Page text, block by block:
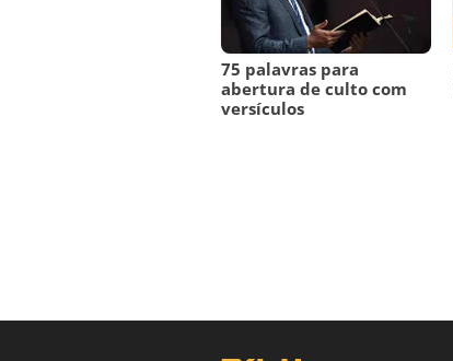
75 palavras para
abertura de culto com
versículos